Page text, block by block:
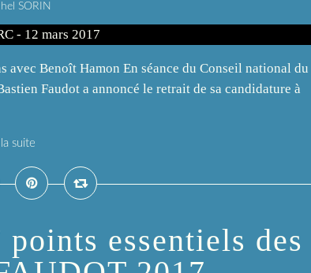
SORIN
avec Benoît Hamon En séance du Conseil national du
Faudot a annoncé le retrait de sa candidature à
suite
essentiels des